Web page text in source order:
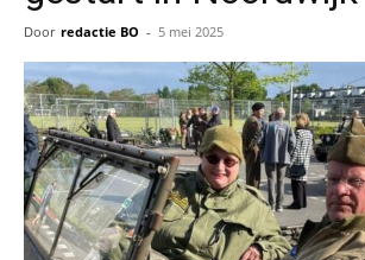
Door redactie BO - 5 mei 2025